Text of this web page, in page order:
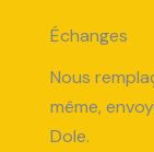
Échanges
Nous
même,
Dole.